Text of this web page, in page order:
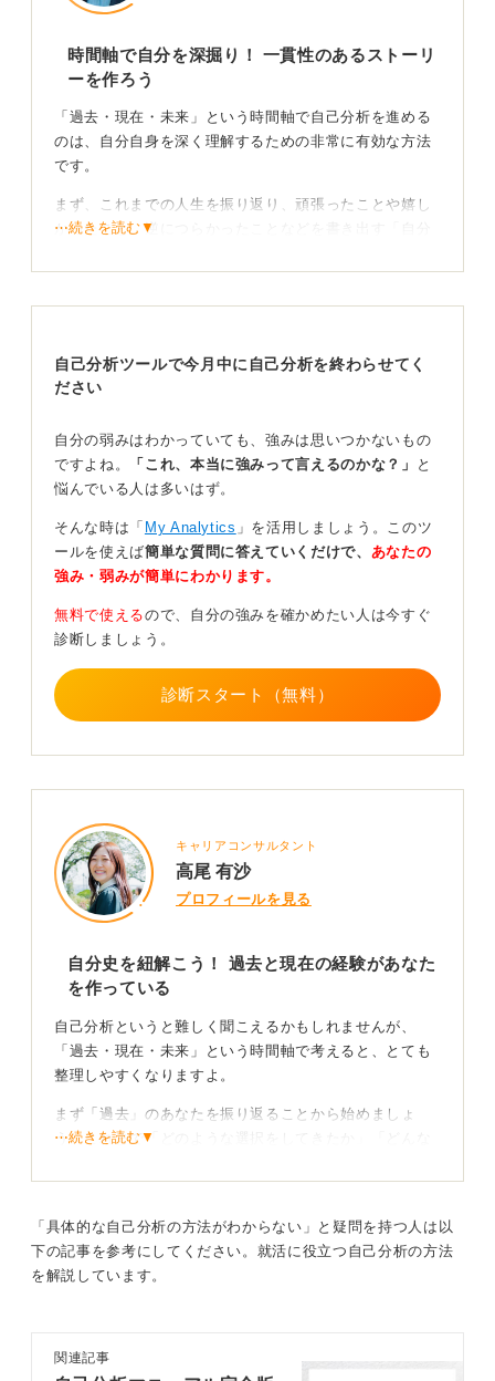
時間軸で自分を深掘り！ 一貫性のあるストーリ
ーを作ろう
「過去・現在・未来」という時間軸で自己分析を進める
のは、自分自身を深く理解するための非常に有効な方法
です。
まず、これまでの人生を振り返り、頑張ったことや嬉し
かったこと、逆につらかったことなどを書き出す「自分
この過去の分析を通じて見えてきた自身の強みや大切に
切にしている」と、現在の自分を具体的に言葉にしてみ
てください。
周りのサポートを有効活用！ 点在する経験をつなげ
て未来の自分を語ろう
過去から現在へと続く点を未来へとつなげ、一本の「ス
トーリー」を語るイメージで、「この強みを活かして、
将来はこんな風に社会に貢献したい」と描いてみましょ
るかもしれません。もしそうなっても、心配いりませ
ん。
そんなときは、第三者の力を借りるのが一番でしょう。
大学のキャリアセンターなどにいる私たちのようなキャ
するお手伝いをするプロです。ぜひ、頼ってください。
また、思考を助けるカードツールなどを活用するのも良
い方法でしょう。一人で抱え込まず、専門家やツールを
うまく活用しながら、あなただけの素敵なキャリアスト
ーリーを一緒に見つけていきましょう。
⋯続きを読む▼
自己分析ツールで今月中に自己分析を終わらせてく
ださい
自分の弱みはわかっていても、強みは思いつかないもの
ですよね。
「これ、本当に強みって言えるのかな？」
と
悩んでいる人は多いはず。
そんな時は「 My Analytics 」を活用しましょう。このツ
ールを使えば簡単な質問に答えていくだけで、 あなたの
強み・弱みが簡単にわかります。
無料で使えるので、自分の強みを確かめたい人は今すぐ
診断しましょう。
診断スタート（無料）
キャリアコンサルタント
高尾 有沙
プロフィールを見る
自分史を紐解こう！ 過去と現在の経験があなた
を作っている
自己分析というと難しく聞こえるかもしれませんが、
「過去・現在・未来」という時間軸で考えると、とても
整理しやすくなりますよ。
まず「過去」のあなたを振り返ることから始めましょ
う。これまで「どのような選択をしてきたか」「どんな
とや、少し苦手だったことは何か」を思い出してみてく
もし一人で思い出すのが難しければ、家族や親しい友人
に「昔の自分ってどんな子だった？」と聞いてみるの
が最も興味を持っていることは何か」、そして「現状の
⋯続きを読む▼
「具体的な自己分析の方法がわからない」と疑問を持つ人は以
下の記事を参考にしてください。就活に役立つ自己分析の方法
を解説しています。
関連記事